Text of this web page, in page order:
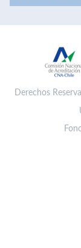
Derechos